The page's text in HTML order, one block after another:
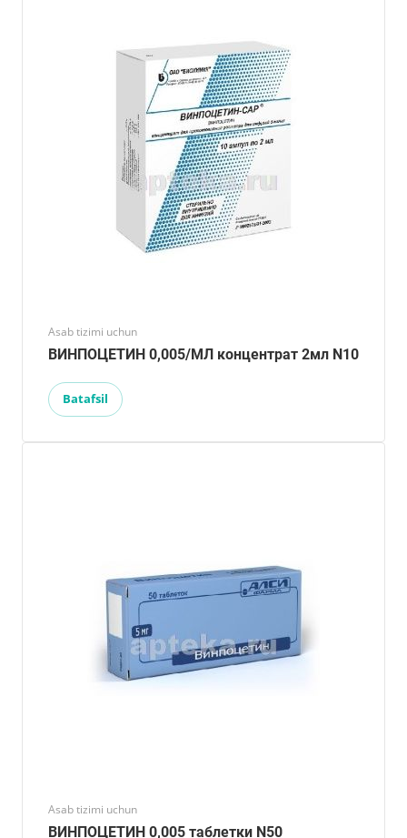
Asab tizimi uchun
ВИНПОЦЕТИН 0,005/МЛ концентрат 2мл N10
Batafsil
Asab tizimi uchun
ВИНПОЦЕТИН 0,005 таблетки N50